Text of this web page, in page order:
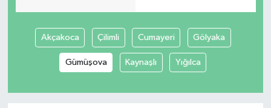
Akçakoca Çilimli Cumayeri Gölyaka
Gümüşova Kaynaşlı Yığılca